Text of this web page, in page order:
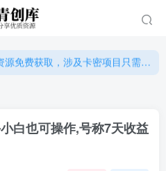
密项目只需单独购卡密（位置：网站右下悬浮按钮）
密项目只需单独购卡密（位置：网站右下悬浮按钮）
白也可操作,号称7天收益